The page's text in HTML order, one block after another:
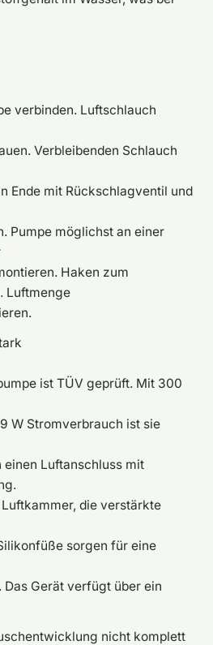
verbinden. Luftschlauch
Verbleibenden Schlauch
Ende mit Rückschlagventil und
Pumpe möglichst an einer
Haken zum
Luftmenge
ist TÜV geprüft. Mit 300
W Stromverbrauch ist sie
Luftanschluss mit
die verstärkte
sorgen für eine
Gerät verfügt über ein
nicht komplett